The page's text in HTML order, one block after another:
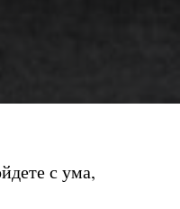
с ума,